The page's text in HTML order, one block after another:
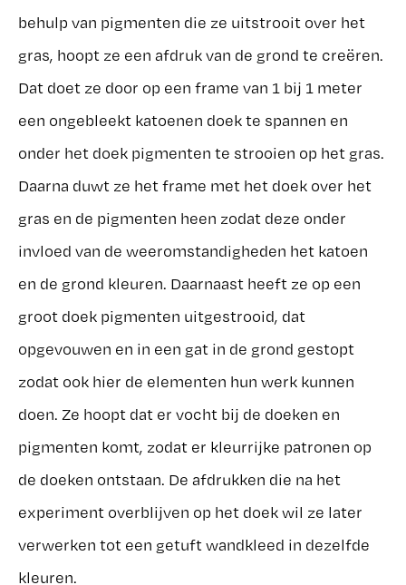
behulp van pigmenten die ze uitstrooit over het
gras, hoopt ze een afdruk van de grond te creëren.
Dat doet ze door op een frame van 1 bij 1 meter
een ongebleekt katoenen doek te spannen en
onder het doek pigmenten te strooien op het gras.
Daarna duwt ze het frame met het doek over het
gras en de pigmenten heen zodat deze onder
invloed van de weeromstandigheden het katoen
en de grond kleuren. Daarnaast heeft ze op een
groot doek pigmenten uitgestrooid, dat
opgevouwen en in een gat in de grond gestopt
zodat ook hier de elementen hun werk kunnen
doen. Ze hoopt dat er vocht bij de doeken en
pigmenten komt, zodat er kleurrijke patronen op
de doeken ontstaan. De afdrukken die na het
experiment overblijven op het doek wil ze later
verwerken tot een getuft wandkleed in dezelfde
kleuren.